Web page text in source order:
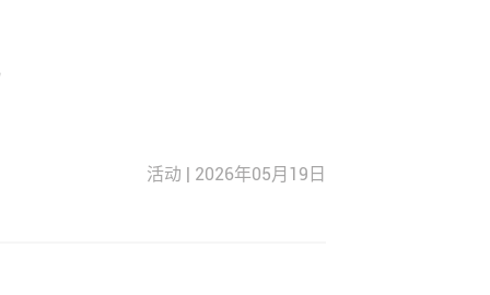
活动 | 2026年05月19日